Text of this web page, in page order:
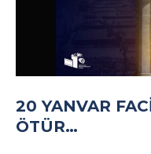
20 YANVAR
ÖTÜR…